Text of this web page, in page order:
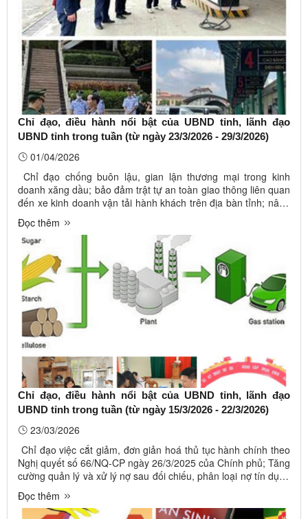
Chỉ đạo, điều hành nổi bật của UBND tỉnh, lãnh đạo
UBND tỉnh trong tuần (từ ngày 23/3/2026 - 29/3/2026)
01/04/2026
Chỉ đạo chống buôn lậu, gian lận thương mại trong kinh
doanh xăng dầu; bảo đảm trật tự an toàn giao thông liên quan
đến xe kinh doanh vận tải hành khách trên địa bàn tỉnh; nâng
cao hiệu quả công tác đấu tranh, phòng ngừa tội phạm xuất,
nhập cảnh trái phép trên địa bàn tỉnh… là những thông tin chỉ
...
Đọc thêm
Chỉ đạo, điều hành nổi bật của UBND tỉnh, lãnh đạo
UBND tỉnh trong tuần (từ ngày 15/3/2026 - 22/3/2026)
23/03/2026
Chỉ đạo việc cắt giảm, đơn giản hoá thủ tục hành chính theo
Nghị quyết số 66/NQ-CP ngày 26/3/2025 của Chính phủ; Tăng
cường quản lý và xử lý nợ sau đối chiếu, phân loại nợ tín dụng
chính sách; Chủ tịch UBND tỉnh chỉ đạo khẩn trương hoàn
thiện, nghiệm thu; tăng cường quản lý hành lang an toàn
đường ...
Đọc thêm